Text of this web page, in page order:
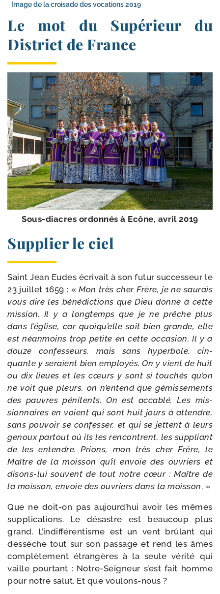
Image de la croisade des vocations 2019
Le mot du Supérieur du
District de France
Sous-​diacres ordon­nés à Ecône, avril 2019
Supplier le ciel
Saint Jean Eudes écri­vait à son futur suc­ces­seur le
23 juillet 1659 : «Mon très cher Frère, je ne sau­rais
vous dire les béné­dic­tions que Dieu donne à cette
mis­sion. Il y a long­temps que je ne prêche plus
dans l’église, car quoiqu’elle soit bien grande, elle
est néan­moins trop petite en cette occa­sion. Il y a
douze confes­seurs, mais sans hyper­bole, cin­
quante y seraient bien employés. On y vient de huit
ou dix lieues et les cœurs y sont si tou­chés qu’on
ne voit que pleurs, on n’entend que gémis­se­ments
des pauvres péni­tents. On est acca­blé. Les mis­
sion­naires en voient qui sont huit jours à attendre,
sans pou­voir se confes­ser, et qui se jettent à leurs
genoux par­tout où ils les ren­contrent, les sup­pliant
de les entendre. Prions, mon très cher Frère, le
Maître de la mois­son qu’il envoie des ouvriers et
disons-​lui sou­vent de tout notre cœur : Maître de
la mois­son, envoie des ouvriers dans ta mois­son. »
Que ne doit-​on pas aujourd’hui avoir les mêmes
sup­pli­ca­tions. Le désastre est beau­coup plus
grand. L’indifférentisme est un vent brû­lant qui
des­sèche tout sur son pas­sage et rend les âmes
com­plè­te­ment étran­gères à la seule véri­té qui
vaille pour­tant : Notre-​Seigneur s’est fait homme
pour notre salut. Et que voulons-nous ?